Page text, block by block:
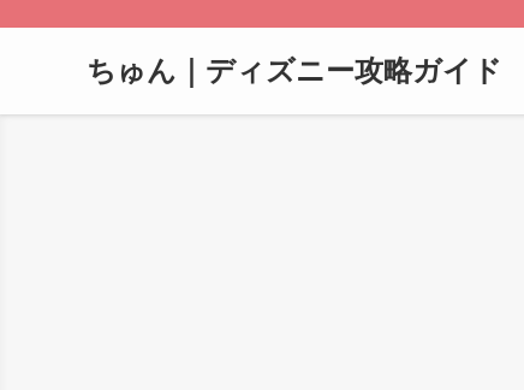
ちゅん｜ディズニー攻略ガイド